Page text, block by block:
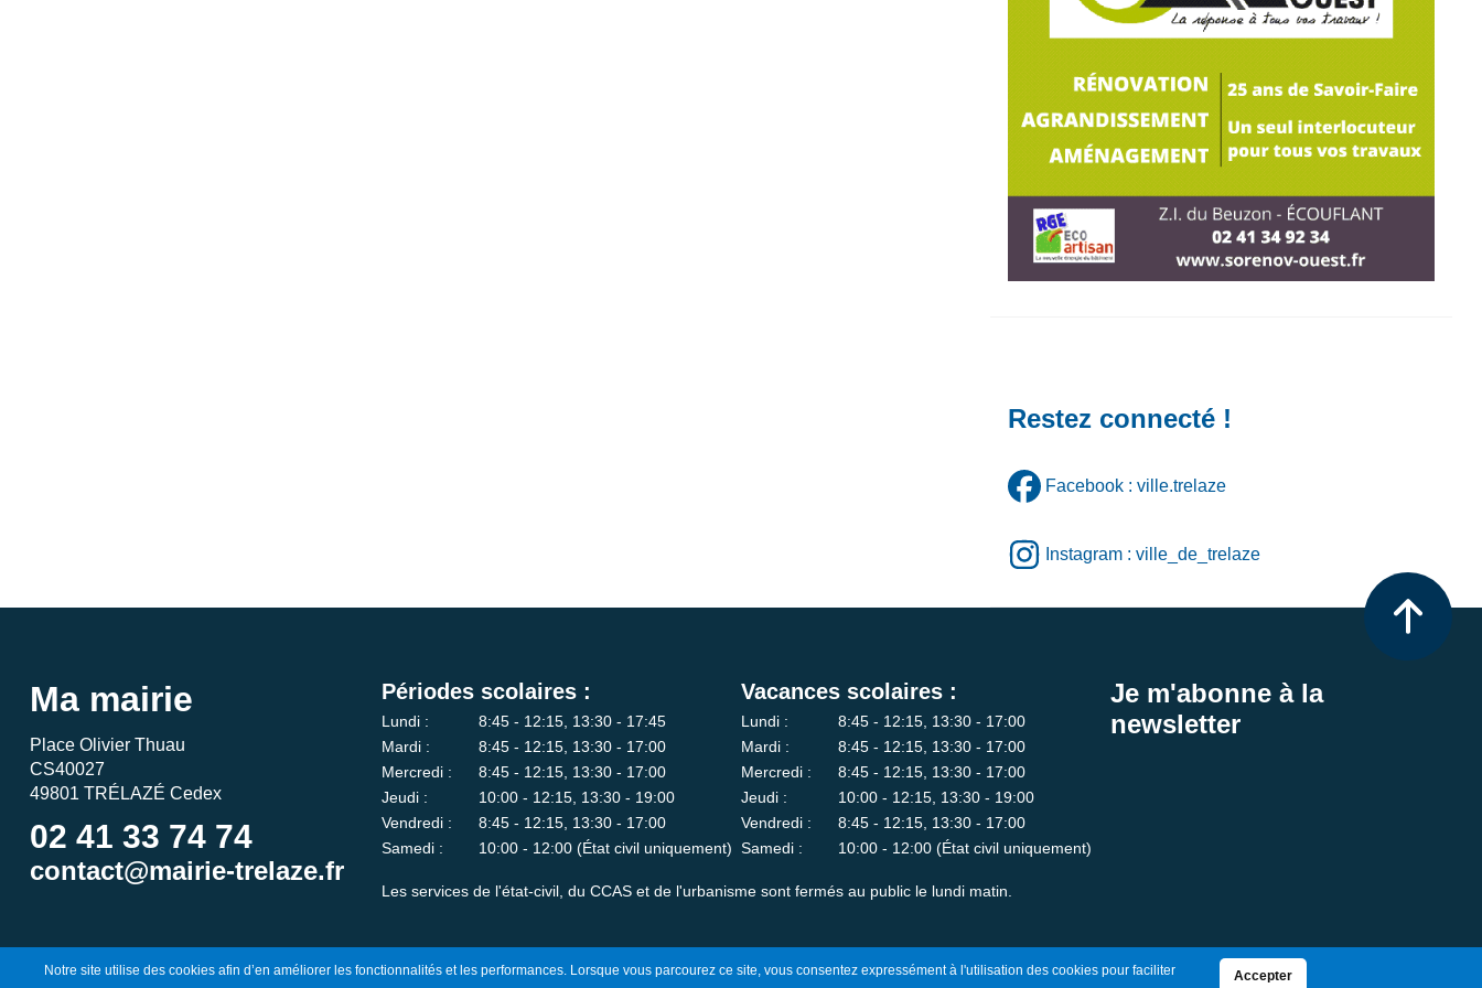
Restez connecté !
Facebook : ville.trelaze
Instagram : ville_de_trelaze
Ma mairie
Place Olivier Thuau
CS40027
49801 TRÉLAZÉ Cedex
02 41 33 74 74
contact@mairie-trelaze.fr
Périodes scolaires :
Lundi :
8:45 - 12:15, 13:30 - 17:45
Mardi :
8:45 - 12:15, 13:30 - 17:00
Mercredi :
8:45 - 12:15, 13:30 - 17:00
Jeudi :
10:00 - 12:15, 13:30 - 19:00
Vendredi :
8:45 - 12:15, 13:30 - 17:00
Samedi :
10:00 - 12:00 (État civil uniquement)
Vacances scolaires :
Lundi :
8:45 - 12:15, 13:30 - 17:00
Mardi :
8:45 - 12:15, 13:30 - 17:00
Mercredi :
8:45 - 12:15, 13:30 - 17:00
Jeudi :
10:00 - 12:15, 13:30 - 19:00
Vendredi :
8:45 - 12:15, 13:30 - 17:00
Samedi :
10:00 - 12:00 (État civil uniquement)
Les services de l'état-civil, du CCAS et de l'urbanisme sont fermés au public le lundi matin.
Je m'abonne à la
newsletter
Notre site utilise des cookies afin d’en améliorer les fonctionnalités et les performances. Lorsque vous parcourez ce site, vous consentez expressément à l'utilisation des cookies pour faciliter Accepter